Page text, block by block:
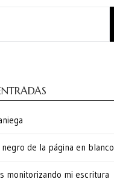
de la página en blanco
monitorizando mi escritura